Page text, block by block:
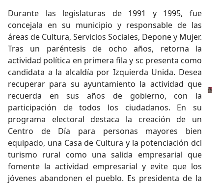
Durante las legislaturas de 1991 y 1995, fue
concejala en su municipio y responsable de las
áreas de Cultura, Servicios Sociales, Depone y Mujer.
Tras un paréntesis de ocho años, retorna la
actividad política en primera fila y sc presenta como
candidata a la alcaldía por Izquierda Unida. Desea
recuperar para su ayuntamiento la actividad que
recuerda en sus años de gobierno, con la
participación de todos los ciudadanos. En su
programa electoral destaca la creación de un
Centro de Día para personas mayores bien
equipado, una Casa de Cultura y la potenciación dcl
turismo rural como una salida empresarial que
fomente la actividad empresarial y evite que los
jóvenes abandonen el pueblo. Es presidenta de la